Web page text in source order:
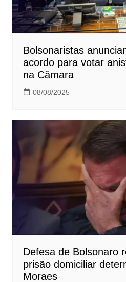
Bolsonaristas
acordo para votar
na Câmara
08/08/2025
Defesa de Bolsonaro
prisão domiciliar
Moraes